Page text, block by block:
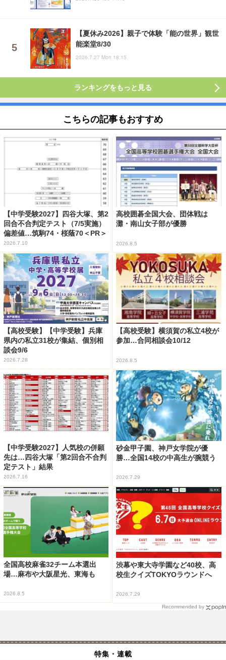
【夏休み2026】親子で体験「能の世界」観世
能楽堂8/30
2026.7.27 Mon 18:15
ランキングをもっと見る
こちらの記事もおすすめ
【中学受験2027】四谷大塚、第2
回合不合判定テスト（7/5実施）
偏差値…筑駒74・桜蔭70＜PR＞
2026.7.10
高校囲碁全国大会、団体戦は
灘・南山女子部が優勝
2026.8.5
【高校受験】【中学受験】兵庫
県内の私立31校が集結、個別相
談会9/6
2026.7.28
【高校受験】横須賀の私立4校が
参加…合同相談会10/12
2026.8.5
【中学受験2027】人気校の併願
先は…四谷大塚「第2回合不合判
定テスト」結果
2026.7.16
砂金甲子園、神戸女学院が優
勝…全国14校の中高生が腕競う
2026.7.29
全国高校麻雀32チーム本選出
場…麻布や大阪星光、東海も
2026.8.5
渋幕や東大寺学園など40校、高
校生クイズTOKYOラウンドへ
2026.7.29
Recommended by
特集・連載